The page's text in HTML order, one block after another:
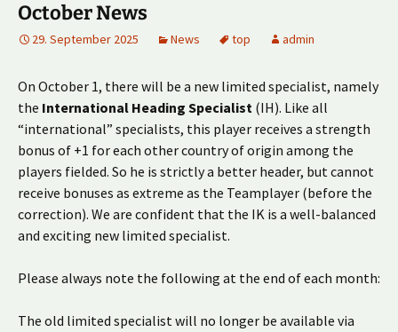
October News
29. September 2025 News top admin
On October 1, there will be a new limited specialist, namely
the International Heading Specialist (IH). Like all
“international” specialists, this player receives a strength
bonus of +1 for each other country of origin among the
players fielded. So he is strictly a better header, but cannot
receive bonuses as extreme as the Teamplayer (before the
correction). We are confident that the IK is a well-balanced
and exciting new limited specialist.
Please always note the following at the end of each month:
The old limited specialist will no longer be available via